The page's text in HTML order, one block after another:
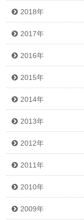
2018年
2017年
2016年
2015年
2014年
2013年
2012年
2011年
2010年
2009年